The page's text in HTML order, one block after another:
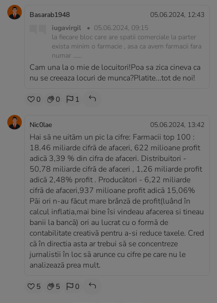
Basarab1948
05.06.2024, 12:43
iugavirgil
• 05.06.2024, 09:15
la fiecare bloc care are spatii comerciale la parter
exista minim o farmacie , asa ca avem farmacii fara
numar ......
Cam una la o mie de locuitori!Poa sa zica cineva ca
nu se creeaza locuri de munca?Platite...tot de noi!
0 0 1
Nic0lae 05.06.2024, 13:42
Hai sā ne uitām un pic la cifre: Farmacii top 100 :
18.46 miliarde cifrā de afaceri, 622 milioane profit
adicā 3,39 % din cifra de afaceri. Distribuitori -
50,78 miliarde cifrā de afaceri , 1,26 miliarde profit
adicā 2,48% profit . Producātori - 6,22 miliarde
cifrā de afaceri,937 milioane profit adicā 15,06%
Pāi ori n-au fācut mare brânzā de profit(luând în
calcul inflatia,mai bine îsi vindeau afacerea si tineau
banii la bancā) ori au lucrat cu o formā de
contabilitate creativā pentru a-si reduce taxele. Cred
cā în directia asta ar trebui sā se concentreze
jurnalistii în loc sā arunce cu cifre pe care nu le
analizeazā prea mult.
5 5 0